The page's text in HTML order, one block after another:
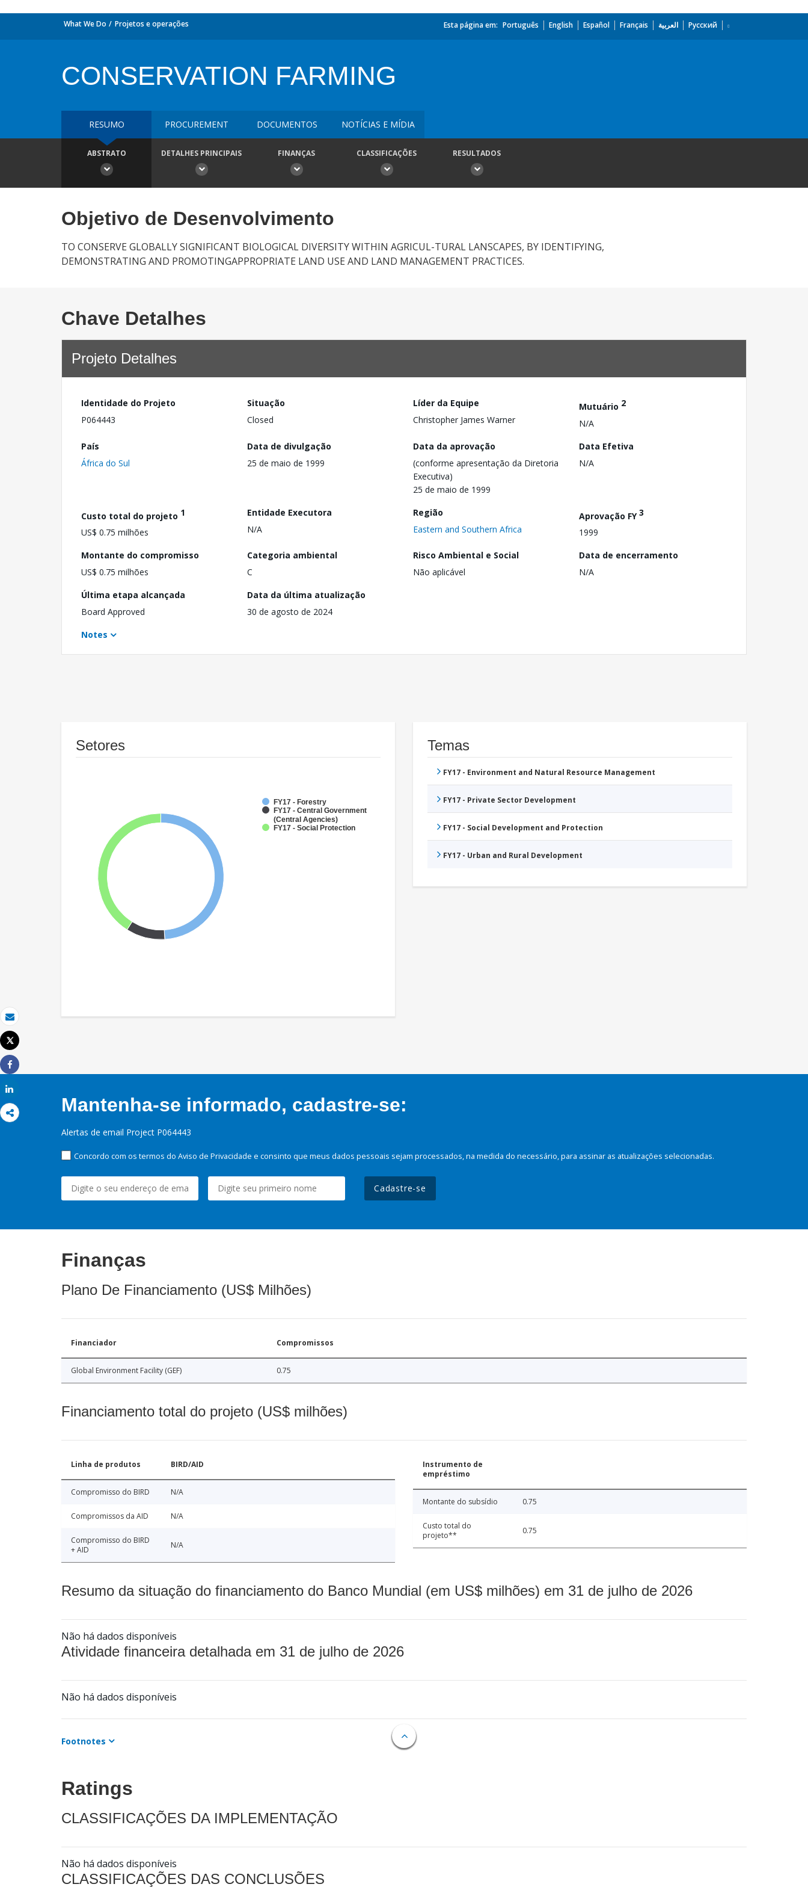
Email
Imprimir
Tweet
Share
What We Do Projetos e operações Esta página em: Português English Español Français العربية Русский
CONSERVATION FARMING
RESUMO PROCUREMENT DOCUMENTOS NOTÍCIAS E MÍDIA
ABSTRATO DETALHES PRINCIPAIS FINANÇAS CLASSIFICAÇÕES RESULTADOS
Objetivo de Desenvolvimento
TO CONSERVE GLOBALLY SIGNIFICANT BIOLOGICAL DIVERSITY WITHIN AGRICUL-TURAL LANSCAPES, BY IDENTIFYING,
DEMONSTRATING AND PROMOTINGAPPROPRIATE LAND USE AND LAND MANAGEMENT PRACTICES.
Chave Detalhes
Projeto Detalhes
Identidade do Projeto
P064443
Situação
Closed
Líder da Equipe
Christopher James Warner
Mutuário 2
N/A
País
África do Sul
Data de divulgação
25 de maio de 1999
Data da aprovação
(conforme apresentação da Diretoria
Executiva)
25 de maio de 1999
Data Efetiva
N/A
Custo total do projeto 1
US$ 0.75 milhões
Entidade Executora
N/A
Região
Eastern and Southern Africa
Aprovação FY3
1999
Montante do compromisso
US$ 0.75 milhões
Categoria ambiental
C
Risco Ambiental e Social
Não aplicável
Data de encerramento
N/A
Última etapa alcançada
Board Approved
Data da última atualização
30 de agosto de 2024
Notes
Setores
FY17 - Forestry
FY17 - Central Government
(Central Agencies)
FY17 - Social Protection
Temas
FY17 - Environment and Natural Resource Management
FY17 - Private Sector Development
FY17 - Social Development and Protection
FY17 - Urban and Rural Development
Mantenha-se informado, cadastre-se:
Alertas de email Project P064443
Concordo com os termos do Aviso de Privacidade e consinto que meus dados pessoais sejam processados, na medida do necessário, para assinar as atualizações selecionadas.
Cadastre-se
Finanças
Plano De Financiamento (US$ Milhões)
Financiador Compromissos
Global Environment Facility (GEF) 0.75
Financiamento total do projeto (US$ milhões)
Linha de produtos BIRD/AID
Compromisso do BIRD N/A
Compromissos da AID N/A
Compromisso do BIRD
+ AID
N/A
Instrumento de
empréstimo
Montante do subsídio 0.75
Custo total do
projeto**
0.75
Resumo da situação do financiamento do Banco Mundial (em US$ milhões) em 31 de julho de 2026
Não há dados disponíveis
Atividade financeira detalhada em 31 de julho de 2026
Não há dados disponíveis
Footnotes
Ratings
CLASSIFICAÇÕES DA IMPLEMENTAÇÃO
Não há dados disponíveis
CLASSIFICAÇÕES DAS CONCLUSÕES